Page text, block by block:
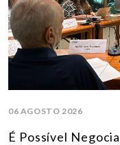
06 AGOSTO 2026
É Possível